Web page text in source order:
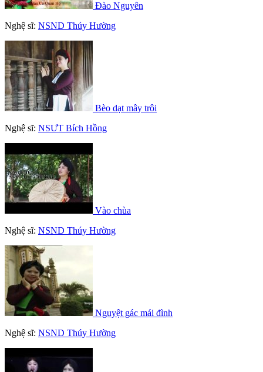
Đào Nguyên
Nghệ sĩ: NSND Thúy Hường
Bèo dạt mây trôi
Nghệ sĩ: NSƯT Bích Hồng
Vào chùa
Nghệ sĩ: NSND Thúy Hường
Nguyệt gác mái đình
Nghệ sĩ: NSND Thúy Hường